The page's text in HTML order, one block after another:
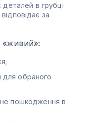
деталей в грубці
за
«живий»:
для обраного
пошкодження в